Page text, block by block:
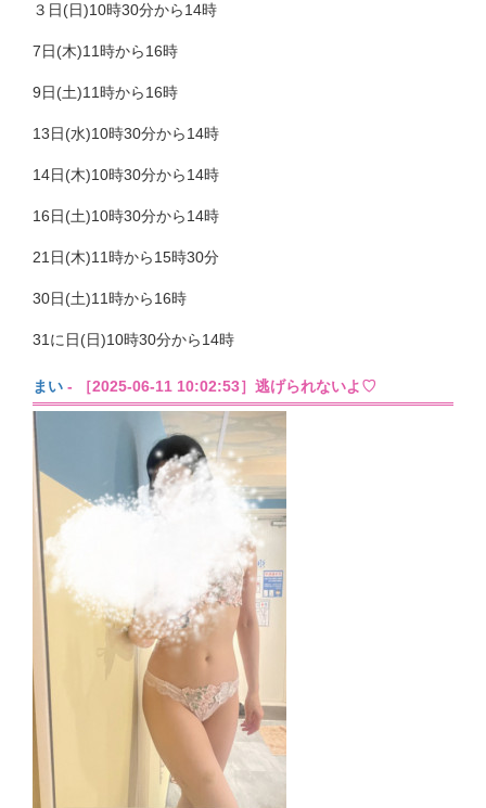
３日(日)10時30分から14時
7日(木)11時から16時
9日(土)11時から16時
13日(水)10時30分から14時
14日(木)10時30分から14時
16日(土)10時30分から14時
21日(木)11時から15時30分
30日(土)11時から16時
31に日(日)10時30分から14時
まい - ［2025-06-11 10:02:53］逃げられないよ♡